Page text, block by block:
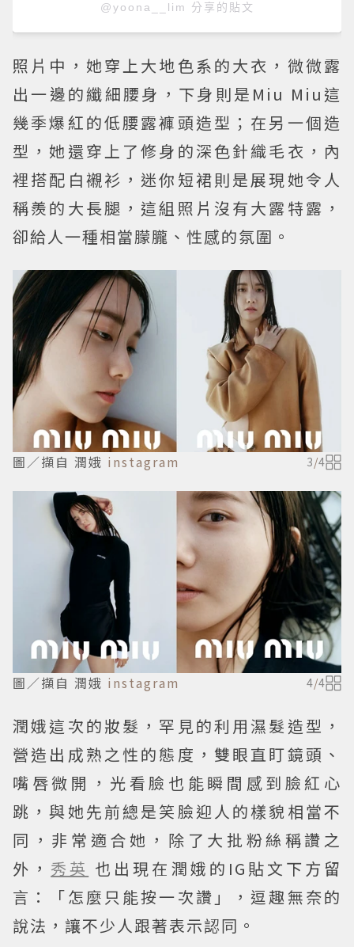
@yoona__lim 分享的貼文
照片中，她穿上大地色系的大衣，微微露
出一邊的纖細腰身，下身則是Miu Miu這
幾季爆紅的低腰露褲頭造型；在另一個造
型，她還穿上了修身的深色針織毛衣，內
裡搭配白襯衫，迷你短裙則是展現她令人
稱羨的大長腿，這組照片沒有大露特露，
卻給人一種相當朦朧、性感的氛圍。
圖／擷自 潤娥 instagram 3/4
圖／擷自 潤娥 instagram 4/4
潤娥這次的妝髮，罕見的利用濕髮造型，
營造出成熟之性的態度，雙眼直盯鏡頭、
嘴唇微開，光看臉也能瞬間感到臉紅心
跳，與她先前總是笑臉迎人的樣貌相當不
同，非常適合她，除了大批粉絲稱讚之
外， 秀英 也出現在潤娥的IG貼文下方留
言：「怎麼只能按一次讚」，逗趣無奈的
說法，讓不少人跟著表示認同。